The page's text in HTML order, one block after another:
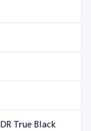
True Black